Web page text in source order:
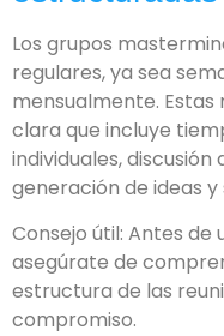
Los grupos
regulares, ya sea
mensualmente.
clara que incluye
individuales,
generación de ideas y
Consejo útil: Antes
asegúrate de
estructura de las
compromiso.